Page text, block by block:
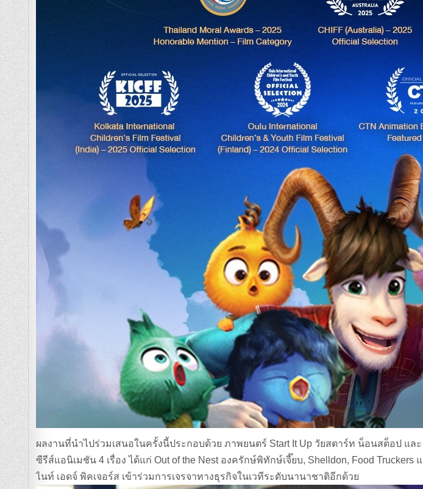
ผลงานที่นำไปร่วมเสนอในครั้งนี้ประกอบด้วย ภาพยนตร์ Start It Up วัยสตาร์ท น็อนสต็อป แล
ซีรีส์แอนิเมชัน 4 เรื่อง ได้แก่ Out of the Nest องครักษ์พิทักษ์เจี๊ยบ, Shelldon, Food
ไนท์ เอดจ์ พิคเจอร์ส เข้าร่วมการเจรจาทางธุรกิจในเวทีระดับนานาชาติอีกด้วย